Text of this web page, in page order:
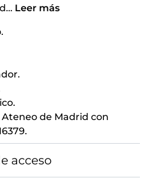
… Leer más
Ateneo de Madrid con
acceso